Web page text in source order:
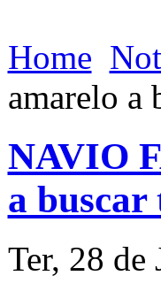
Home
amarelo a
NAVIO
a
Ter, 28 de